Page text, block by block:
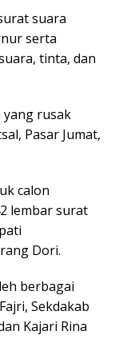
suara
serta
tinta, dan
yang rusak
Pasar Jumat,
calon
lembar surat
Dori.
berbagai
Sekdakab
Kajari Rina